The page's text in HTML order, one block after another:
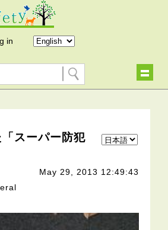
in
スーパー防犯
May 29, 2013 12:49:43